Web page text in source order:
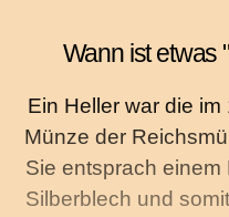
Wann ist etwas
Ein Heller war die
Münze der
Sie entsprach
Silberblech und